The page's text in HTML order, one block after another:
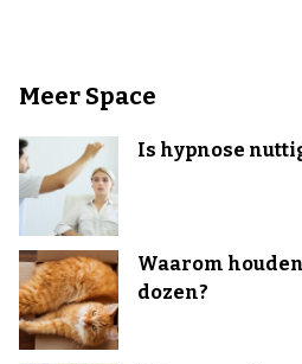
Meer Space
Is hypnose
Waarom
dozen?